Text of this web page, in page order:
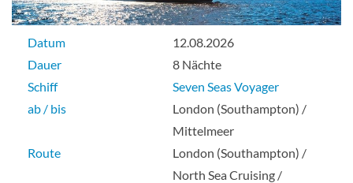
Datum
12.08.2026
Dauer
8 Nächte
Schiff
Seven Seas Voyager
ab / bis
London (Southampton) /
Mittelmeer
Route
London (Southampton) /
North Sea Cruising /